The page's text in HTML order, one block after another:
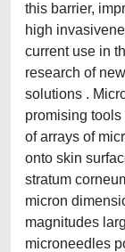
this barrier,
high
current use in
research of
solutions .
promising
of arrays of
onto skin
stratum
micron
magnitudes
microneedles